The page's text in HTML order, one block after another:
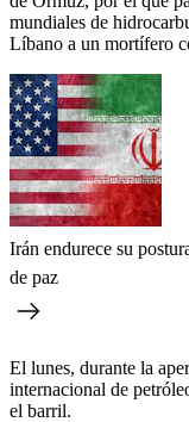
mundiales de
Líbano a un mortífero
Irán endurece su
de paz
El lunes, durante la
internacional de
el barril.